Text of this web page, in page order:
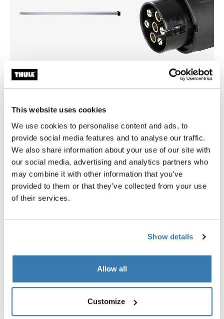
This website uses cookies
We use cookies to personalise content and ads, to
provide social media features and to analyse our traffic.
We also share information about your use of our site with
our social media, advertising and analytics partners who
may combine it with other information that you’ve
provided to them or that they’ve collected from your use
of their services.
Show details
Allow all
Customize
погрузочная рампа алюминий
Toggle overview
Описание изделий
Toggle techspec
Технические характеристики
Toggle guides and instructions
Инструкции